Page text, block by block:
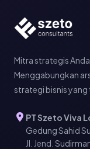
Mitra strategis
Menggabungkan
strategi bisnis yang
PT Szeto Viva
Gedung Sahid
Jl. Jend.